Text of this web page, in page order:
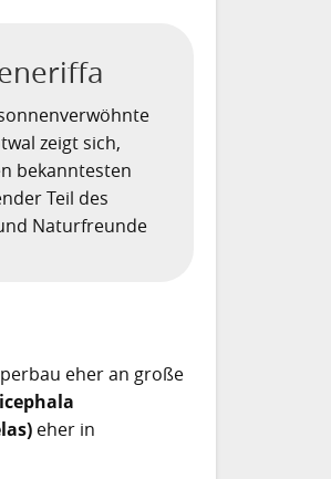
zeigt sich,
bekanntesten
Teil des
Naturfreunde
eher an große
eher in